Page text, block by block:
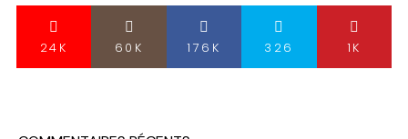
24K 60K 176K 326 1K